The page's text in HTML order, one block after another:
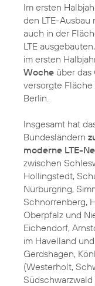
Im ersten
den LTE-
auch in der
LTE
im ersten
Woche über das
versorgte
Berlin.
Insgesamt hat
Bundesländern
moderne LTE-
zwischen
Hollingstedt,
Nürburgring,
Schnorrenberg,
Oberpfalz und
Eichendorf,
im Havelland
Gerdshagen,
(Westerholt,
Südschwarzwald